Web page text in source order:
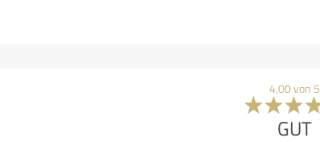
4,00 von 5
GUT